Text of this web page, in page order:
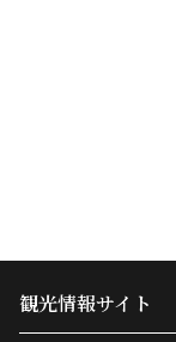
観光情報サイト